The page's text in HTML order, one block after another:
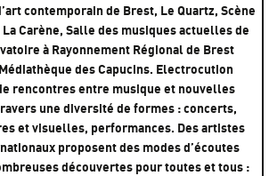
contemporain de Brest, Le Quartz, Scène
Carène, Salle des musiques actuelles de
à Rayonnement Régional de Brest
des Capucins. Electrocution
rencontres entre musique et nouvelles
une diversité de formes : concerts,
et visuelles, performances. Des artistes
proposent des modes d’écoutes
découvertes pour toutes et tous :